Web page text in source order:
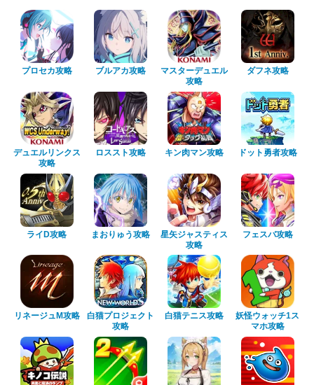
プロセカ攻略 ブルアカ攻略
マスターデュエル
攻略
ダフネ攻略
デュエルリンクス
攻略
ロススト攻略 キン肉マン攻略 ドット勇者攻略
ライD攻略 まおりゅう攻略
星矢ジャスティス
攻略
フェスバ攻略
リネージュM攻略
白猫プロジェクト
攻略
白猫テニス攻略
妖怪ウォッチ1ス
マホ攻略